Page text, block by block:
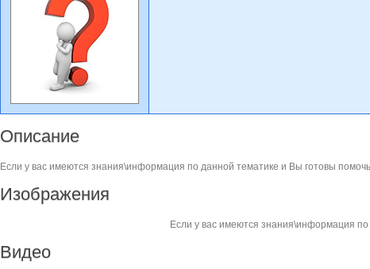
Описание
Если у вас имеются знания\информация по данной тематике и Вы готовы
Изображения
Если у вас имеются знания\информация
Видео